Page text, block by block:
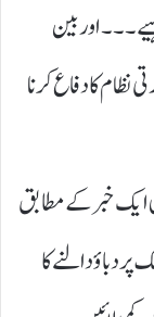
اور بین
نظام کا دفاع کرنا
ایک خبر کے مطابق
دباؤ دالنے کا